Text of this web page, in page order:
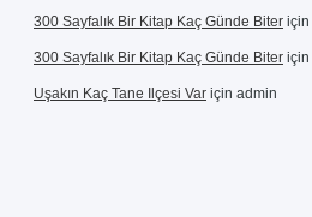
300 Sayfalık Bir Kitap Kaç Günde Biter için
300 Sayfalık Bir Kitap Kaç Günde Biter için
Uşakın Kaç Tane Ilçesi Var için admin